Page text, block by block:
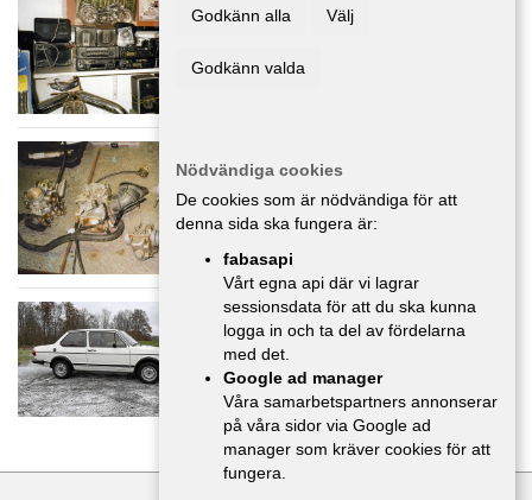
Kuriosa Örebro
Delar/Tillbehör
850 :-
VW Jetta -82
Bilar ,
85 000 :-
Godkänn alla Välj
Godkänn valda
Nödvändiga cookies
De cookies som är nödvändiga för att
denna sida ska fungera är:
fabasapi
Vårt egna api där vi lagrar
sessionsdata för att du ska kunna
logga in och ta del av fördelarna
med det.
Google ad manager
Våra samarbetspartners annonserar
på våra sidor via Google ad
manager som kräver cookies för att
fungera.